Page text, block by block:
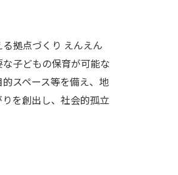
拠点づくり えんえん
子どもの保育が可能な
スペース等を備え、地
を創出し、社会的孤立